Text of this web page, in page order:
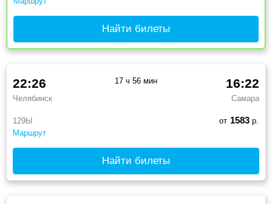
Найти билеты
129Ы
Маршрут
22:26
Челябинск
16:22
Самара
17 ч 56 мин
от 1583р.
Найти билеты